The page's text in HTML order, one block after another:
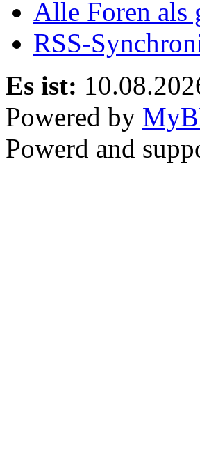
Alle Foren als
RSS-
Es ist:
Powered by
Powerd and